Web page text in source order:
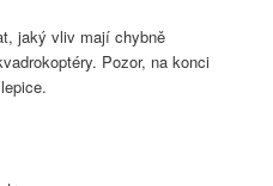
jaký vliv mají chybně
Pozor, na konci